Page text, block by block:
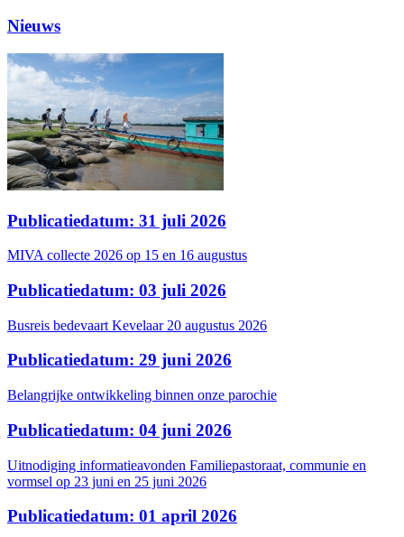
Nieuws
Publicatiedatum: 31 juli 2026
MIVA collecte 2026 op 15 en 16 augustus
Publicatiedatum: 03 juli 2026
Busreis bedevaart Kevelaar 20 augustus 2026
Publicatiedatum: 29 juni 2026
Belangrijke ontwikkeling binnen onze parochie
Publicatiedatum: 04 juni 2026
Uitnodiging informatieavonden Familiepastoraat, communie en
vormsel op 23 juni en 25 juni 2026
Publicatiedatum: 01 april 2026